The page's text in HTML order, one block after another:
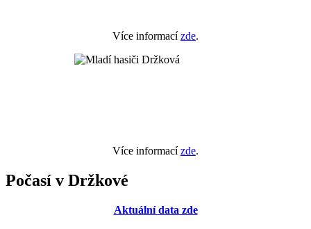
Více informacízde.
Více informacízde.
Počasí v Držkové
Aktuální data zde